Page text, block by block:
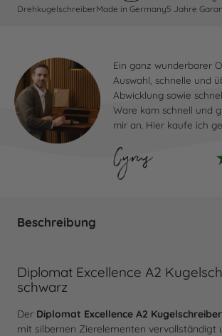
DrehkugelschreiberMade in Germany5 Jahre
Beschreibung
Diplomat Excellence A2
schwarz
Der Diplomat Excellence A2 Kugelschreiber
mit silbernen Zierelementen vervollständigt
Ein ganz wunderbarer
Auswahl, schnelle und
Abwicklung sowie
Ware kam schnell und
mir an. Hier kaufe ich
Cyrus